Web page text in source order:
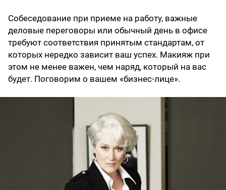
Собеседование при приеме на работу, важные
деловые переговоры или обычный день в офисе
требуют соответствия принятым стандартам, от
которых нередко зависит ваш успех. Макияж при
этом не менее важен, чем наряд, который на вас
будет. Поговорим о вашем «бизнес-лице».